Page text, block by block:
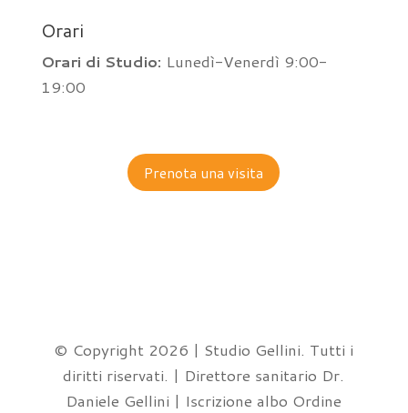
Orari
Orari di Studio: Lunedì-Venerdì 9:00-
19:00
Prenota una visita
© Copyright 2026 | Studio Gellini. Tutti i
diritti riservati. | Direttore sanitario Dr.
Daniele Gellini | Iscrizione albo Ordine